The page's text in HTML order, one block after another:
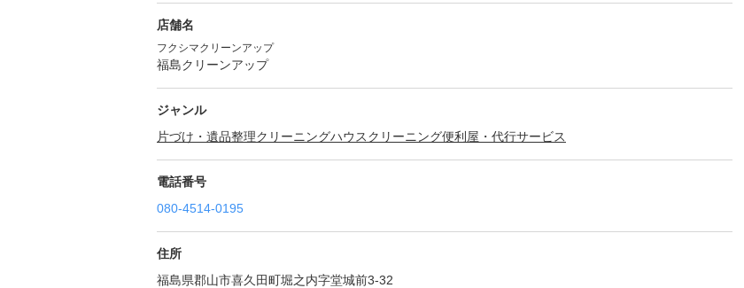
店舗名
フクシマクリーンアップ
福島クリーンアップ
ジャンル
片づけ・遺品整理クリーニングハウスクリーニング便利屋・代行サービス
電話番号
080-4514-0195
住所
福島県郡山市喜久田町堀之内字堂城前3-32